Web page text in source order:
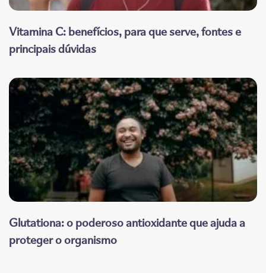
Vitamina C: benefícios, para que serve, fontes e
principais dúvidas
Glutationa: o poderoso antioxidante que ajuda a
proteger o organismo